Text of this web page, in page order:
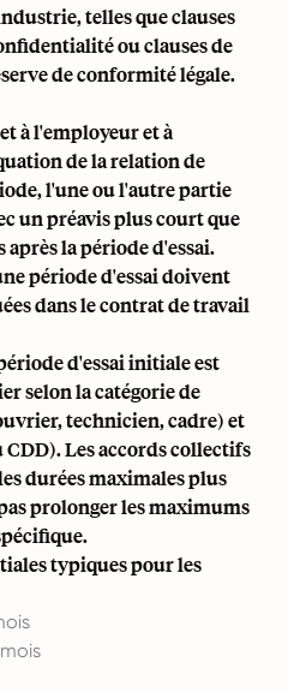
telles que clauses
ou clauses de
de conformité légale.
à l'employeur et à
de la relation de
l'une ou l'autre partie
un préavis plus court que
la période d'essai.
période d'essai doivent
dans le contrat de travail
d'essai initiale est
selon la catégorie de
technicien, cadre) et
Les accords collectifs
durées maximales plus
prolonger les maximums
typiques pour les